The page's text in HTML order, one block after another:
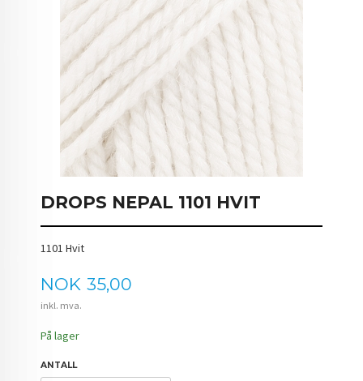
DROPS NEPAL 1101 HVIT
1101 Hvit
Pris
NOK 35,00
inkl. mva.
På lager
ANTALL